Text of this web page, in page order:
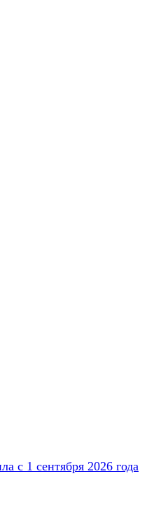
с 1 сентября 2026 года